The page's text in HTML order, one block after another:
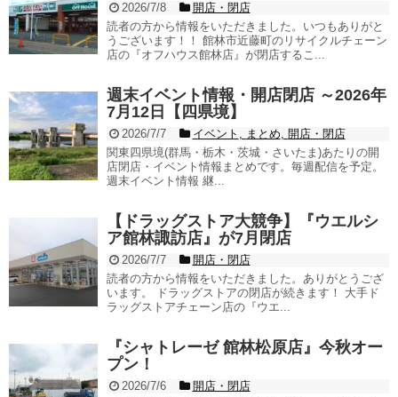
2026/7/8
開店・閉店
読者の方から情報をいただきました。いつもありがと
うございます！！ 館林市近藤町のリサイクルチェーン
店の『オフハウス館林店』が閉店するこ...
週末イベント情報・開店閉店 ～2026年
7月12日【四県境】
2026/7/7 イベント , まとめ, 開店・閉店
関東四県境(群馬・栃木・茨城・さいたま)あたりの開
店閉店・イベント情報まとめです。毎週配信を予定。
週末イベント情報 継...
【ドラッグストア大競争】『ウエルシ
ア館林諏訪店』が7月閉店
2026/7/7
開店・閉店
読者の方から情報をいただきました。ありがとうござ
います。 ドラッグストアの閉店が続きます！ 大手ド
ラッグストアチェーン店の『ウエ...
『シャトレーゼ 館林松原店』今秋オー
プン！
2026/7/6
開店・閉店